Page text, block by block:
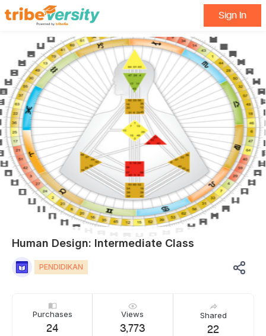
Sign In
Human Design: Intermediate Class
PENDIDIKAN
Purchases
24
Views
3,773
Shared
22